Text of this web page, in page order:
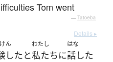
Tom went
— Tatoeba
Details ▸
ん
したと
わたし
私たちに
はな
話した